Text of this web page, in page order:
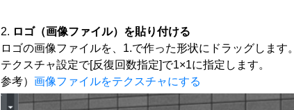
ロゴ（画像ファイル）を貼り付ける
ロゴの画像ファイルを、1.で作った形状にドラッグします。
テクスチャ設定で[反復回数指定]で1×1に指定します。
参考） 画像ファイルをテクスチャにする